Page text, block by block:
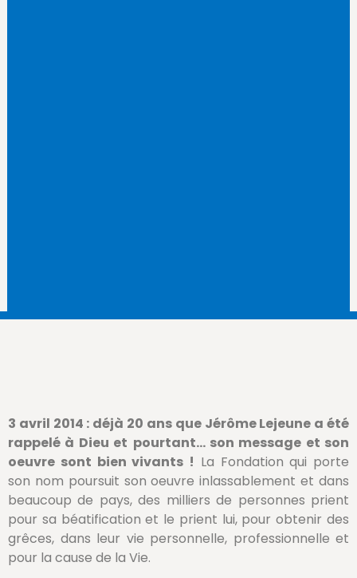
3 avril 2014 : déjà 20 ans que Jérôme Lejeune a été
rappelé à Dieu et pourtant… son message et son
oeuvre sont bien vivants ! La Fondation qui porte
son nom poursuit son oeuvre inlassablement et dans
beaucoup de pays, des milliers de personnes prient
pour sa béatification et le prient lui, pour obtenir des
grêces, dans leur vie personnelle, professionnelle et
pour la cause de la Vie.